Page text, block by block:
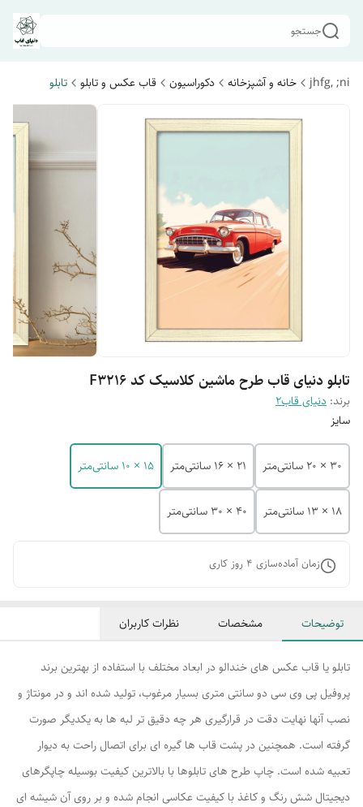
جستجو
jhfg, ;ni خانه و آشپزخانه دکوراسیون قاب عکس و تابلو تابلو
تابلو دنیای قاب طرح ماشین کلاسیک کد F3216
برند: دنیای قاب2
سایز
30 × 20 سانتی‌متر 21 × 16 سانتی‌متر 15 × 10 سانتی‌متر
18 × 13 سانتی‌متر 40 × 30 سانتی‌متر
زمان آماده‌سازی 4 روز کاری
توضیحات مشخصات نظرات کاربران
تابلو یا قاب عکس های خندالو در ابعاد مختلف با استفاده از بهترین برند
پروفیل پی وی سی دو سانتی متری بسیار مرغوب، تولید شده اند و در مونتاژ و
نصب آنها نهایت دقت در قرارگیری هر چه دقیق تر لبه ها به یکدیگر صورت
گرفته است. همچنین در پشت قاب ها گیره ای برای اتصال راحت به دیوار
تعبیه شده است. چاپ طرح های تابلوها با بالاترین کیفیت بوسیله چاپگرهای
دیجیتال شش رنگ و کاغذ با کیفیت عکاسی انجام شده و بر روی آن شیشه ای